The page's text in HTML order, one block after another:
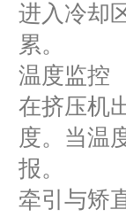
进入冷却
累。
温度监控
在挤压机
度。当温
报。
牵引与矫